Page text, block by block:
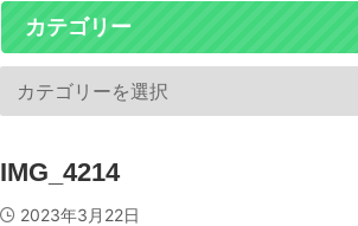
カテゴリー
IMG_4214
2023年3月22日